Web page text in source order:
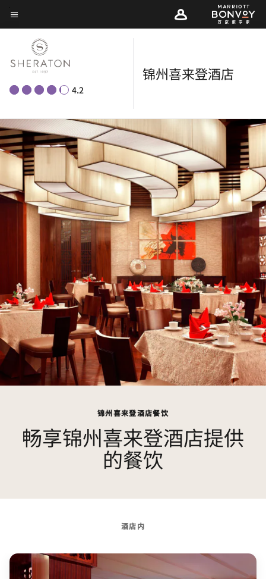
Skip
to
main
content
菜单文本
4.2
锦州喜来登酒店
锦州喜来登酒店餐饮
畅享锦州喜来登酒店提供
的餐饮
酒店内